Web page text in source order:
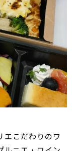
エこだわりのワ